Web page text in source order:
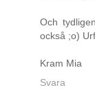
Och
också ;o)
Kram Mia
Svara